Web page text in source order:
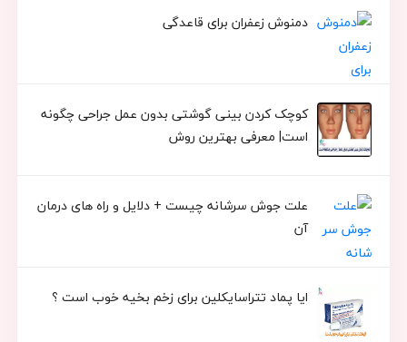
دمنوش زعفران برای قاعدگی
کوچک کردن بینی گوشتی بدون عمل جراحی چگونه
است| معرفی بهترین روش
علت جوش سرشانه چیست + دلایل و راه های درمان
آن
ایا پماد تتراسایکلین برای زخم بخیه خوب است ؟